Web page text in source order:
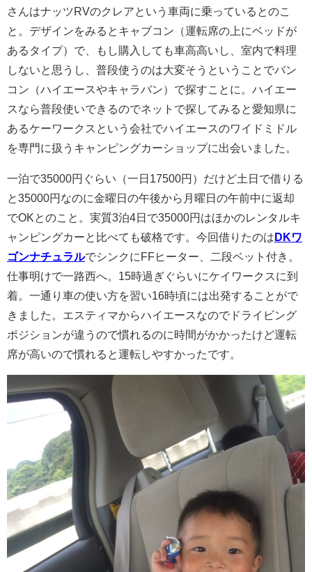
さんはナッツRVのクレアという車両に乗っているとのこ
と。デザインをみるとキャブコン（運転席の上にベッドが
あるタイプ）で、もし購入しても車高高いし、室内で料理
しないと思うし、普段使うのは大変そうということでバン
コン（ハイエースやキャラバン）で探すことに。ハイエー
スなら普段使いできるのでネットで探してみると愛知県に
あるケーワークスという会社でハイエースのワイドミドル
を専門に扱うキャンピングカーショップに出会いました。
一泊で35000円ぐらい（一日17500円）だけど土日で借りる
と35000円なのに金曜日の午後から月曜日の午前中に返却
でOKとのこと。実質3泊4日で35000円はほかのレンタルキ
ャンピングカーと比べても破格です。今回借りたのは DKワ
ゴンナチュラルでシンクにFFヒーター、二段ベット付き。
仕事明けで一路西へ。15時過ぎぐらいにケイワークスに到
着。一通り車の使い方を習い16時頃には出発することがで
きました。エスティマからハイエースなのでドライビング
ポジションが違うので慣れるのに時間がかかったけど運転
席が高いので慣れると運転しやすかったです。